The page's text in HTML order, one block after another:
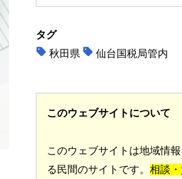
タグ
秋田県
仙台国税局管内
このウェブサイトについて
このウェブサイトは地域情
る民間のサイトです。相談